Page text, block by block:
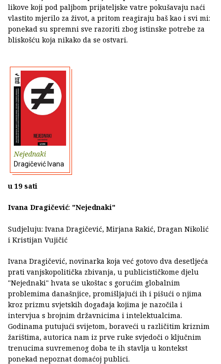
likove koji pod paljbom prijateljske vatre pokušavaju naći
vlastito mjerilo za život, a pritom reagiraju baš kao i svi mi:
ponekad su spremni sve razoriti zbog istinske potrebe za
bliskošću koja nikako da se ostvari.
Nejednaki
Dragičević Ivana
u 19 sati
Ivana Dragičević: "Nejednaki"
Sudjeluju: Ivana Dragičević, Mirjana Rakić, Dragan Nikolić
i Kristijan Vujičić
Ivana Dragičević, novinarka koja već gotovo dva desetljeća
prati vanjskopolitička zbivanja, u publicističkome djelu
"Nejednaki" hvata se ukoštac s gorućim globalnim
problemima današnjice, promišljajući ih i pišući o njima
kroz prizmu svjetskih događaja kojima je nazočila i
intervjua s brojnim državnicima i intelektualcima.
Godinama putujući svijetom, boraveći u različitim kriznim
žarištima, autorica nam iz prve ruke svjedoči o ključnim
trenucima suvremenog doba te ih stavlja u kontekst
ponekad nepoznat domaćoj publici.